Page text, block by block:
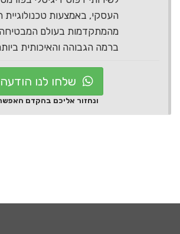
העסקי, באמצעות
מהמתקדמות בעולם המבטיחה
ברמה הגבוהה והאיכותית
שלחו לנו הודעה
ונחזור אליכם בהקדם